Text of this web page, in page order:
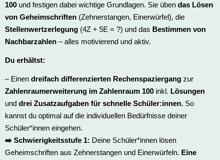
100 und festigen dabei wichtige Grundlagen. Sie üben das Lösen
von Geheimschriften (Zehnerstangen, Einerwürfel), die
Stellenwertzerlegung (4Z + 5E = ?) und das Bestimmen von
Nachbarzahlen – alles motivierend und aktiv.
Du erhältst:
– Einen dreifach differenzierten Rechenspaziergang zur
Zahlenraumerweiterung im Zahlenraum 100 inkl. Lösungen
und drei Zusatzaufgaben für schnelle Schüler:innen. So
kannst du optimal auf die individuellen Bedürfnisse deiner
Schüler*innen eingehen.
➡️ Schwierigkeitsstufe 1: Deine Schüler*innen lösen
Geheimschriften aus Zehnerstangen und Einerwürfeln. Eine